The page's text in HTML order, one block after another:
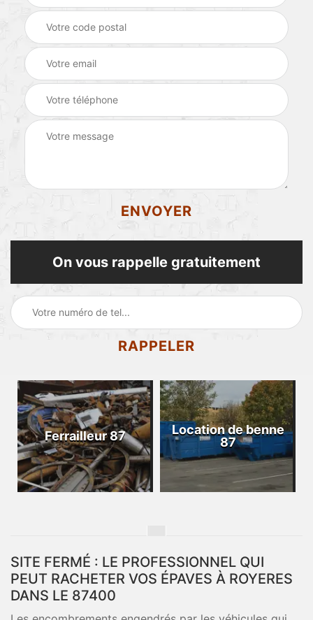
On vous rappelle gratuitement
Ferrailleur 87
Location de benne
87
SITE FERMÉ : LE PROFESSIONNEL QUI
PEUT RACHETER VOS ÉPAVES À ROYERES
DANS LE 87400